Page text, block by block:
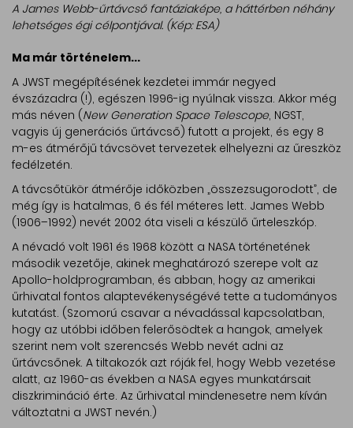
A James Webb-űrtávcső fantáziaképe, a háttérben néhány
lehetséges égi célpontjával. (Kép: ESA)
Ma már történelem...
A JWST megépítésének kezdetei immár negyed
évszázadra (!), egészen 1996-ig nyúlnak vissza. Akkor még
más néven (New Generation Space Telescope, NGST,
vagyis új generációs űrtávcső) futott a projekt, és egy 8
m-es átmérőjű távcsövet tervezetek elhelyezni az űreszköz
fedélzetén.
A távcsőtükör átmérője időközben „összezsugorodott”, de
még így is hatalmas, 6 és fél méteres lett. James Webb
(1906–1992) nevét 2002 óta viseli a készülő űrteleszkóp.
A névadó volt 1961 és 1968 között a NASA történetének
második vezetője, akinek meghatározó szerepe volt az
Apollo-holdprogramban, és abban, hogy az amerikai
űrhivatal fontos alaptevékenységévé tette a tudományos
kutatást. (Szomorú csavar a névadással kapcsolatban,
hogy az utóbbi időben felerősödtek a hangok, amelyek
szerint nem volt szerencsés Webb nevét adni az
űrtávcsőnek. A tiltakozók azt róják fel, hogy Webb vezetése
alatt, az 1960-as években a NASA egyes munkatársait
diszkrimináció érte. Az űrhivatal mindenesetre nem kíván
változtatni a JWST nevén.)